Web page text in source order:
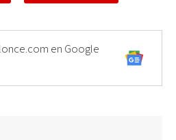
en Google